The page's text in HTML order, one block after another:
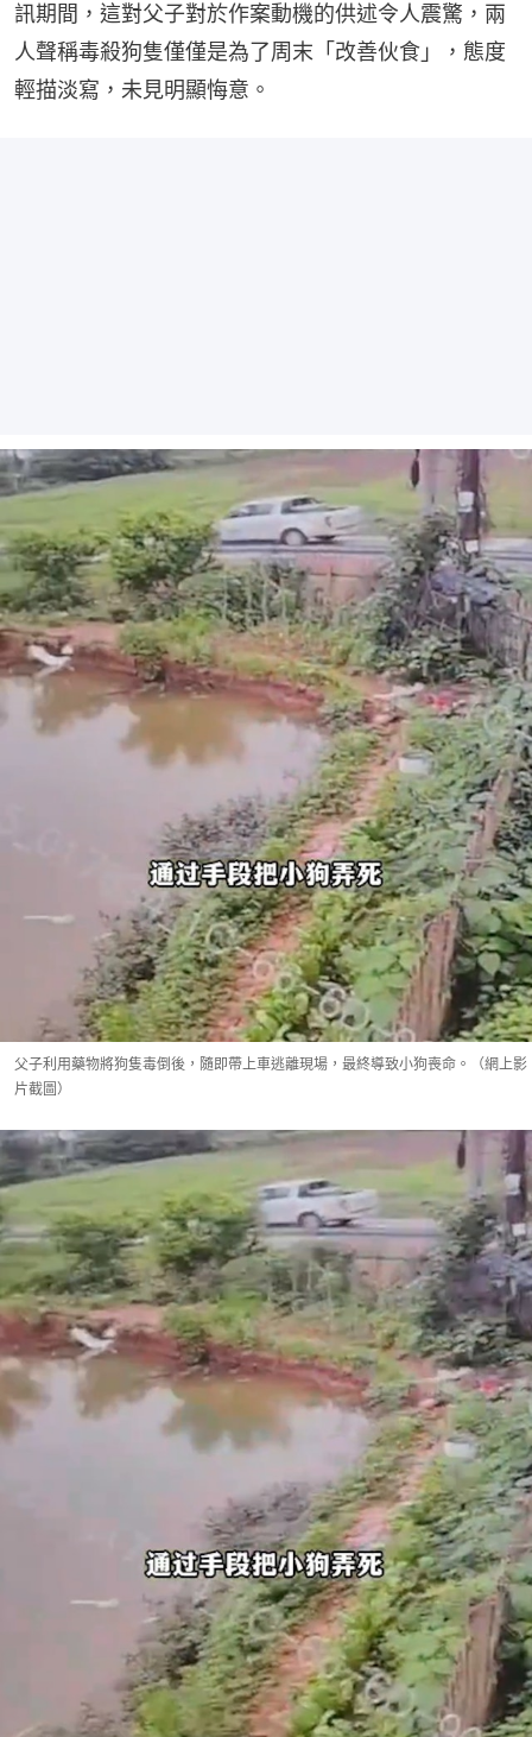
訊期間，這對父子對於作案動機的供述令人震驚，兩
人聲稱毒殺狗隻僅僅是為了周末「改善伙食」，態度
輕描淡寫，未見明顯悔意。
父子利用藥物將狗隻毒倒後，隨即帶上車逃離現場，最終導致小狗喪命。（網上影
片截圖）